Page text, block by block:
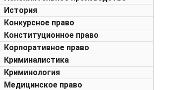
История
Конкурсное право
Конституционное право
Корпоративное право
Криминалистика
Криминология
Медицинское право